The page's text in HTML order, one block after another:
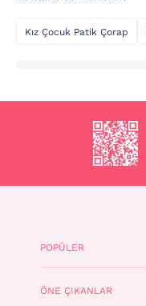
Kız Çocuk Patik Çorap
POPÜLER
ÖNE ÇIKANLAR